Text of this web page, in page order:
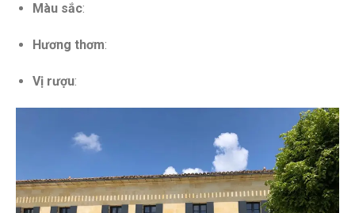
Màu sắc:
Hương thơm:
Vị rượu: